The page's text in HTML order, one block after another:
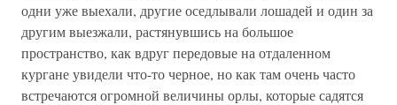
одни уже выехали, другие оседлывали лошадей и один за
другим выезжали, растянувшись на большое
пространство, как вдруг передовые на отдаленном
кургане увидели что-то черное, но как там очень часто
встречаются огромной величины орлы, которые садятся